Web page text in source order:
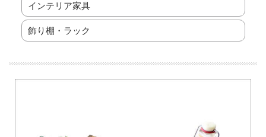
インテリア家具
飾り棚・ラック